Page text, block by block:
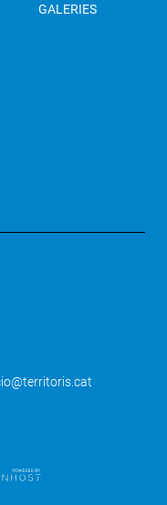
GALERIES